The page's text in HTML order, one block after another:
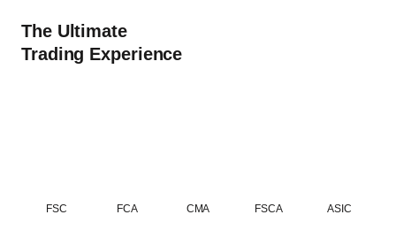
The Ultimate
Trading Experience
FSC FCA CMA FSCA ASIC